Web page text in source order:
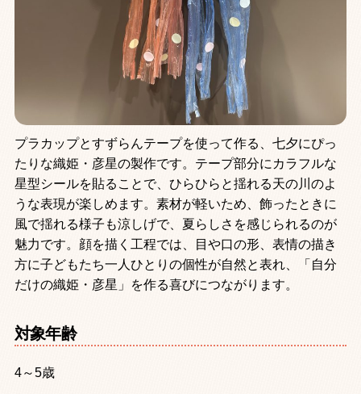
プラカップとすずらんテープを使って作る、七夕にぴっ
たりな織姫・彦星の製作です。テープ部分にカラフルな
星型シールを貼ることで、ひらひらと揺れる天の川のよ
うな表現が楽しめます。素材が軽いため、飾ったときに
風で揺れる様子も涼しげで、夏らしさを感じられるのが
魅力です。顔を描く工程では、目や口の形、表情の描き
方に子どもたち一人ひとりの個性が自然と表れ、「自分
だけの織姫・彦星」を作る喜びにつながります。
対象年齢
4～5歳